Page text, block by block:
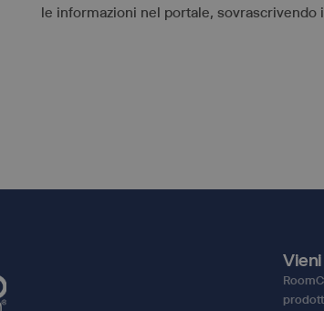
le informazioni nel portale, sovrascrivendo